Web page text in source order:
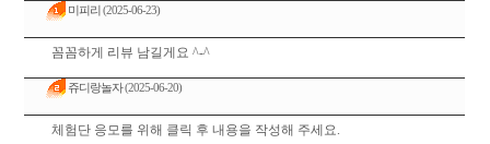
미피리(2025-06-23)
꼼꼼하게 리뷰 남길게요 ^-^
쥬디랑놀자(2025-06-20)
체험단 응모를 위해 클릭 후 내용을 작성해 주세요.